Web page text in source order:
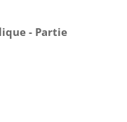
- Partie